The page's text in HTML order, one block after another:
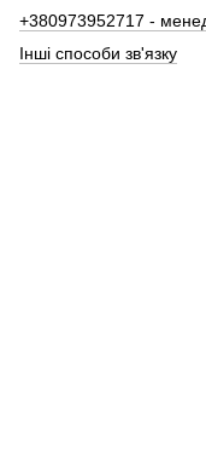
+380973952717 -
Інші способи зв'язку